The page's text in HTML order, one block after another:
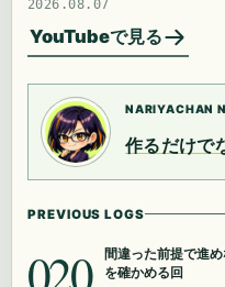
2026.08.07
YouTubeで見る
NARIYACHAN
作るだけで
PREVIOUS LOGS
020
間違った前提で進
を確かめる回